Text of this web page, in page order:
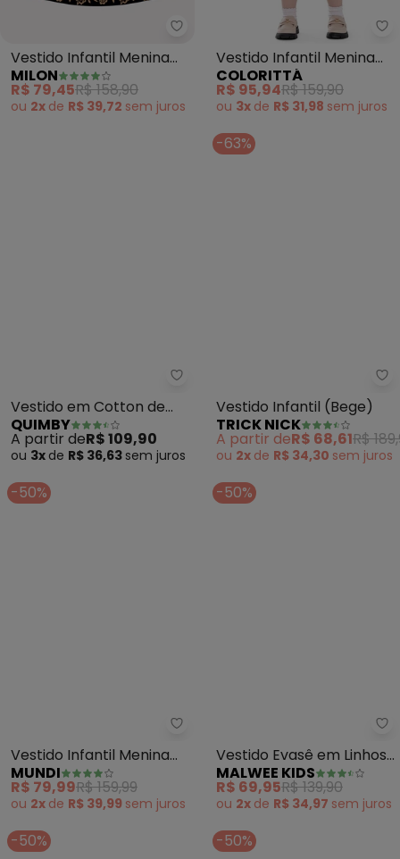
Milon - Vestido Infantil Menina
Vestido Infantil Menina
em Cotton (Marrom)
MILON
R$ 79,45R$ 158,90
ou 2x de R$ 39,72 sem juros
Vestido Infantil Menina
Floral Laço (Bege)
COLORITTÁ
R$ 95,94R$ 159,90
ou 3x de R$ 31,98 sem juros
Quimby - Vestido em Cotton
Vestido em Cotton de
Manga Evasê
(Estampado)
QUIMBY
A partir deR$ 109,90
ou 3x de R$ 36,63 semjuros
-63%
Vestido Infantil (Bege)
TRICK NICK
A partir deR$ 68,61R$
ou 2x de R$ 34,30 semjuros
-50%
Vestido Infantil Menina
Texturizado (Rosa)
MUNDI
R$ 79,99R$ 159,99
ou 2x de R$ 39,99 semjuros
-50%
Vestido Evasê em Linhos
(Lavanda)
MALWEE KIDS
R$ 69,95R$ 139,90
ou 2x de R$ 34,97 semjuros
-50% -50%